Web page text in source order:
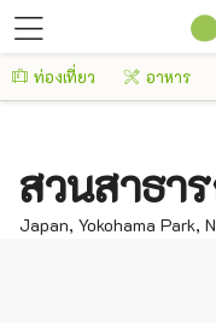
ท่องเที่ยว อาหาร
สวนสาธา
Japan, Yokohama Park,